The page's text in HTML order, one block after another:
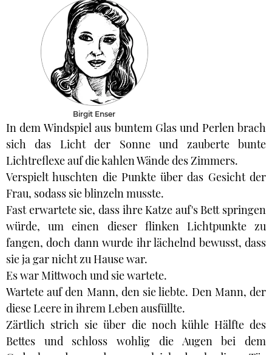
Birgit Enser
In dem Windspiel aus buntem Glas und Perlen brach
sich das Licht der Sonne und zauberte bunte
Lichtreflexe auf die kahlen Wände des Zimmers.
Verspielt huschten die Punkte über das Gesicht der
Frau, sodass sie blinzeln musste.
Fast erwartete sie, dass ihre Katze auf's Bett springen
würde, um einen dieser flinken Lichtpunkte zu
fangen, doch dann wurde ihr lächelnd bewusst, dass
sie ja gar nicht zu Hause war.
Es war Mittwoch und sie wartete.
Wartete auf den Mann, den sie liebte. Den Mann, der
diese Leere in ihrem Leben ausfüllte.
Zärtlich strich sie über die noch kühle Hälfte des
Bettes und schloss wohlig die Augen bei dem